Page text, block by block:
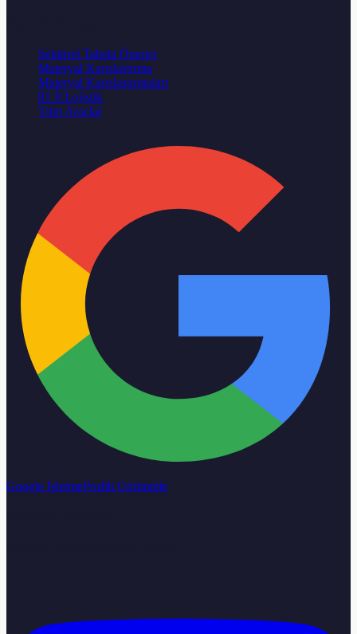
Sektörel Tabela Önerici
Materyal Karşılaştırma
Materyal Karşılaştırmaları
81 İl Lojistik
Tüm Araçlar
Google İşletmeProfili Görüntüle